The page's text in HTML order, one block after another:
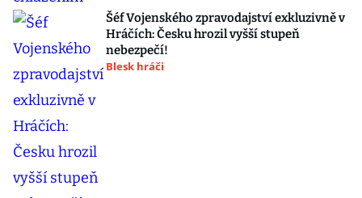
Šéf Vojenského zpravodajství exkluzivně v
Hráčích: Česku hrozil vyšší stupeň
nebezpečí!
Blesk hráči